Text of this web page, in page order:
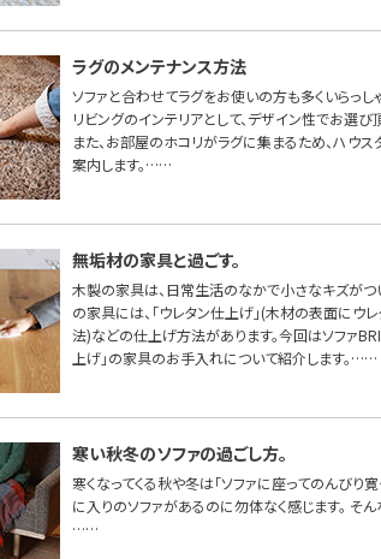
ラグのメンテナンス方法
ソファと合わせてラグをお使いの方も多くいらっし
リビングのインテリアとして、デザイン性でお選
また、お部屋のホコリがラグに集まるため、ハウ
案内します。……
無垢材の家具と過ごす。
木製の家具は、日常生活のなかで小さなキズがつ
の家具には、「ウレタン仕上げ」(木材の表面にウ
法)などの仕上げ方法があります。今回はソファ
上げ」の家具のお手入れについて紹介します。……
寒い秋冬のソファの過ごし方。
寒くなってくる秋や冬は「ソファに座ってのんびり
に入りのソファがあるのに勿体なく感じます。 そ
……